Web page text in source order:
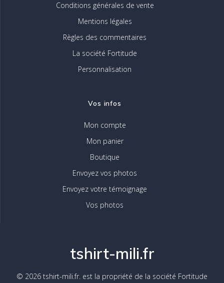
Conditions générales de vente
Mentions légales
Règles des commentaires
La société Fortitude
Personnalisation
Vos infos
Mon compte
Mon panier
Boutique
Envoyez vos photos
Envoyez votre témoignage
Vos photos
tshirt-mili.fr
© 2026 tshirt-mili.fr. est la propriété de la société Fortitude